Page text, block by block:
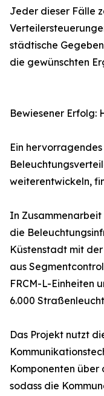
Jeder dieser Fälle
städtische
die gewünschten
Bewiesener Erfolg:
Ein
weiterentwickeln,
In
die
Küstenstadt mit
aus
FRCM-L-Einheiten
6.000
Das Projekt nutzt
Komponenten
sodass die